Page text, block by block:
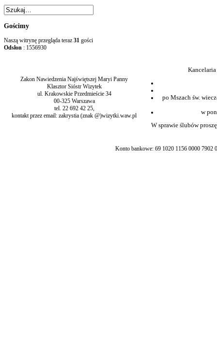
Gościmy
Naszą witrynę przegląda teraz 31 gości
Odsłon : 1556930
Zakon Nawiedzenia Najświętszej Maryi Panny
Klasztor Sióstr Wizytek
ul. Krakowskie Przedmieście 34
00-325 Warszawa
tel. 22 692 42 25,
kontakt przez email: zakrystia (znak @)wizytki.waw.pl
po Mszach św.
w
W sprawie ślubów
Konto bankowe: 69 1020 1156 0000 7902